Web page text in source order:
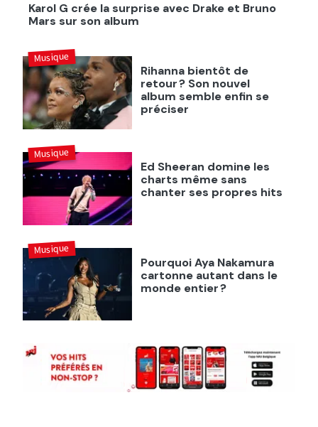
Karol G crée la surprise avec Drake et Bruno
Mars sur son album
Rihanna bientôt de
retour ? Son nouvel
album semble enfin se
préciser
Musique
Ed Sheeran domine les
charts même sans
chanter ses propres hits
Musique
Pourquoi Aya Nakamura
cartonne autant dans le
monde entier ?
Musique